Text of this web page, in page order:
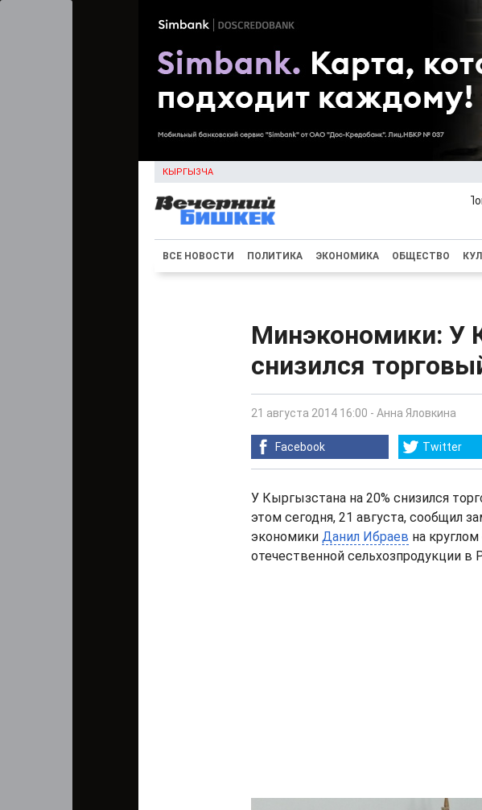
КЫРГЫЗЧА
ВСЕ НОВОСТИ ПОЛИТИКА ЭКОНОМИКА ОБЩЕСТВО
Минэкономики: У
снизился
21 августа 2014 16:00 - Анна Яловкина
Facebook Twitter
У Кыргызстана на 20% снизился
этом сегодня, 21 августа, сообщил
экономики Данил Ибраев на
отечественной сельхозпродукции в